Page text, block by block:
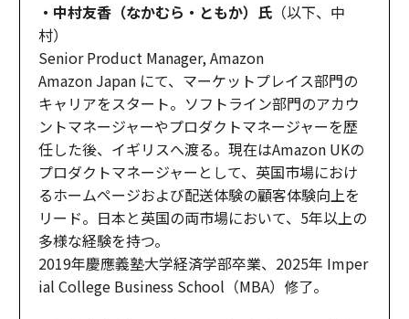
・中村友香（なかむら・ともか）氏（以下、中
村）
Senior Product Manager, Amazon
Amazon Japan にて、マーケットプレイス部門の
キャリアをスタート。ソフトライン部門のアカウ
ントマネージャーやプロダクトマネージャーを歴
任した後、イギリスへ渡る。現在はAmazon UKの
プロダクトマネージャーとして、英国市場におけ
るホームページおよび配送体験の顧客体験向上を
リード。日本と英国の両市場において、5年以上の
多様な経験を持つ。
2019年慶應義塾大学経済学部卒業、2025年 Imper
ial College Business School（MBA）修了。